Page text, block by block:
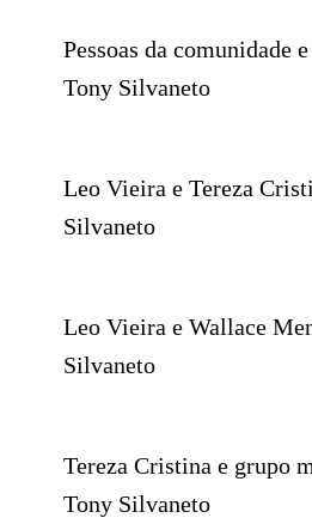
Pessoas da comunidade
Tony Silvaneto
Leo Vieira e Tereza
Silvaneto
Leo Vieira e Wallace
Silvaneto
Tereza Cristina e grupo
Tony Silvaneto